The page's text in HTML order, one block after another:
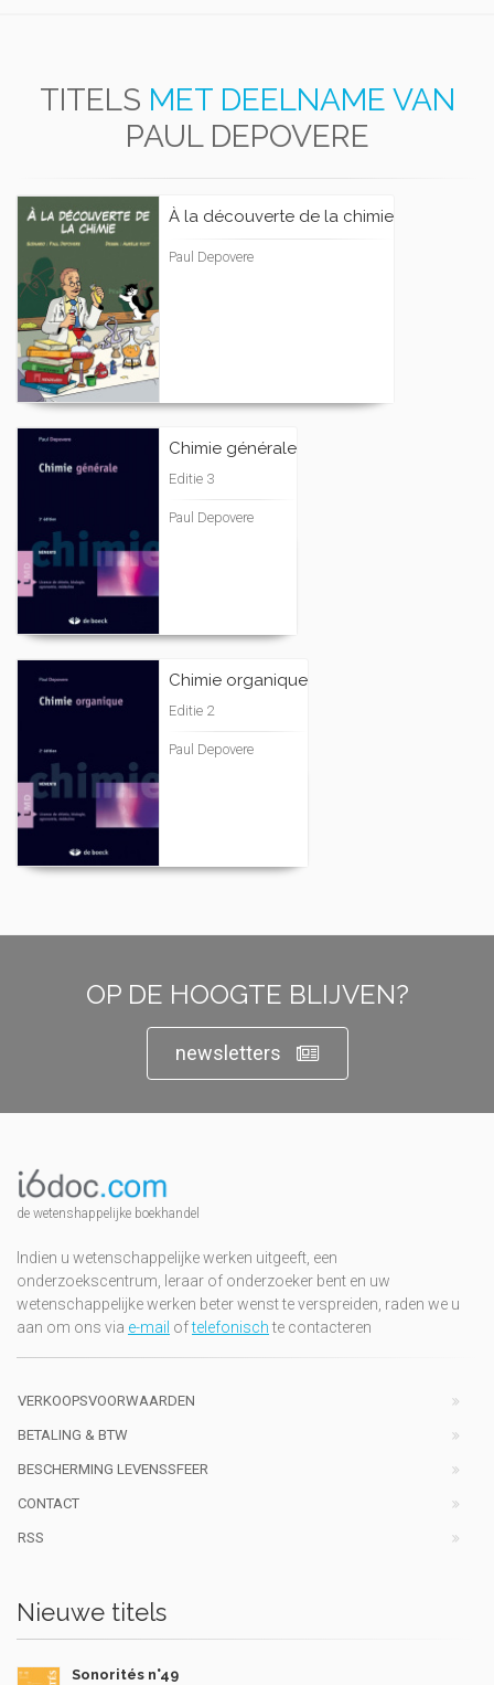
TITELS MET DEELNAME VAN
PAUL DEPOVERE
À la découverte de la chimie
Paul Depovere
Chimie générale
Editie 3
Paul Depovere
Chimie organique
Editie 2
Paul Depovere
OP DE HOOGTE BLIJVEN?
newsletters
de wetenshappelijke boekhandel
Indien u wetenschappelijke werken uitgeeft, een
onderzoekscentrum, leraar of onderzoeker bent en uw
wetenschappelijke werken beter wenst te verspreiden, raden we u
aan om ons via e-mail oftelefonischte contacteren
VERKOOPSVOORWAARDEN
BETALING & BTW
BESCHERMING LEVENSSFEER
CONTACT
RSS
Nieuwe titels
Sonorités n°49